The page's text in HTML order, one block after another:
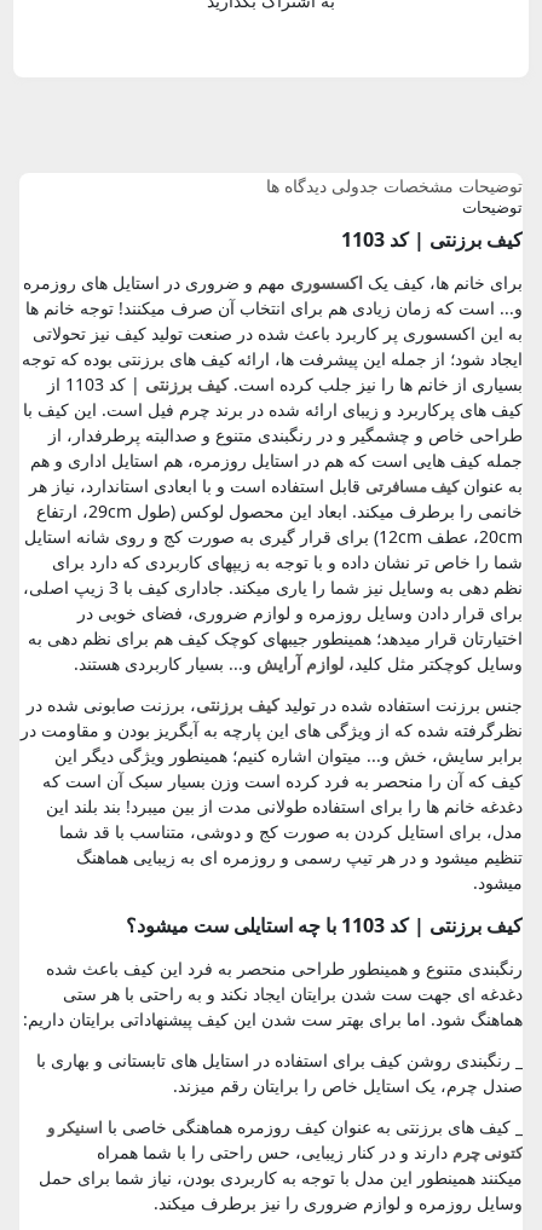
توضیحات مشخصات جدولی دیدگاه ها
توضیحات
کیف برزنتی | کد 1103
برای خانم ها، کیف یکاکسسوری مهم و ضروری در استایل های روزمره
و... است که زمان زیادی هم برای انتخاب آن صرف میکنند! توجه خانم ها
به این اکسسوری پر کاربرد باعث شده در صنعت تولید کیف نیز تحولاتی
ایجاد شود؛ از جمله این پیشرفت ها، ارائه کیف های برزنتی بوده که توجه
بسیاری از خانم ها را نیز جلب کرده است.کیف برزنتی
| کد 1103 از
کیف های پرکاربرد و زیبای ارائه شده در برند چرم فیل است. این کیف با
طراحی خاص و چشمگیر و در رنگبندی متنوع و صدالبته پرطرفدار، از
جمله کیف هایی است که هم در استایل روزمره، هم استایل اداری و هم
به عنوانکیف مسافرتی قابل استفاده است و با ابعادی استاندارد، نیاز هر
خانمی را برطرف میکند. ابعاد این محصول لوکس (طول 29cm، ارتفاع
20cm، عطف 12cm) برای قرار گیری به صورت کج و روی شانه استایل
شما را خاص تر نشان داده و با توجه به زیپهای کاربردی که دارد برای
نظم دهی به وسایل نیز شما را یاری میکند. جاداری کیف با 3 زیپ اصلی،
برای قرار دادن وسایل روزمره و لوازم ضروری، فضای خوبی در
اختیارتان قرار میدهد؛ همینطور جیبهای کوچک کیف هم برای نظم دهی به
وسایل کوچکتر مثل کلید،لوازم آرایش و... بسیار کاربردی هستند.
جنس برزنت استفاده شده در تولیدکیف برزنتی، برزنت صابونی شده در
نظرگرفته شده که از ویژگی های این پارچه به آبگریز بودن و مقاومت در
برابر سایش، خش و... میتوان اشاره کنیم؛ همینطور ویژگی دیگر این
کیف که آن را منحصر به فرد کرده است وزن بسیار سبک آن است که
دغدغه خانم ها را برای استفاده طولانی مدت از بین میبرد! بند بلند این
مدل، برای استایل کردن به صورت کج و دوشی، متناسب با قد شما
تنظیم میشود و در هر تیپ رسمی و روزمره ای به زیبایی هماهنگ
میشود.
کیف برزنتی | کد 1103 با چه استایلی ست میشود؟
رنگبندی متنوع و همینطور طراحی منحصر به فرد این کیف باعث شده
دغدغه ای جهت ست شدن برایتان ایجاد نکند و به راحتی با هر ستی
هماهنگ شود. اما برای بهتر ست شدن این کیف پیشنهاداتی برایتان داریم:
_ رنگبندی روشن کیف برای استفاده در استایل های تابستانی و بهاری با
صندل چرم، یک استایل خاص را برایتان رقم میزند.
_ کیف های برزنتی به عنوان کیف روزمره هماهنگی خاصی با اسنیکر و
کتونی چرم دارند و در کنار زیبایی، حس راحتی را با شما همراه
میکنند همینطور این مدل با توجه به کاربردی بودن، نیاز شما برای حمل
وسایل روزمره و لوازم ضروری را نیز برطرف میکند.